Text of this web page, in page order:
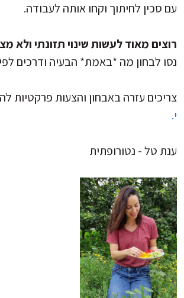
עם סכין לחיתוך וקחו אותה לעבודה.
רוצים מאוד לעשות שינוי תזונתי ולא
נסו לבחון מה *באמת* הבעיה ודרכים
צריכים עזרה באבחון והצעות פרקטיות
י.
ענת טל - נטורופתית